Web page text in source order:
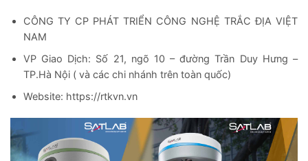
CÔNG TY CP PHÁT TRIỂN CÔNG NGHỆ TRẮC ĐỊA VIỆT
NAM
VP Giao Dịch: Số 21, ngõ 10 – đường Trần Duy Hưng –
TP.Hà Nội ( và các chi nhánh trên toàn quốc)
Website: https://rtkvn.vn